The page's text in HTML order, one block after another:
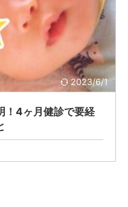
2023/6/1
！4ヶ月健診で要経